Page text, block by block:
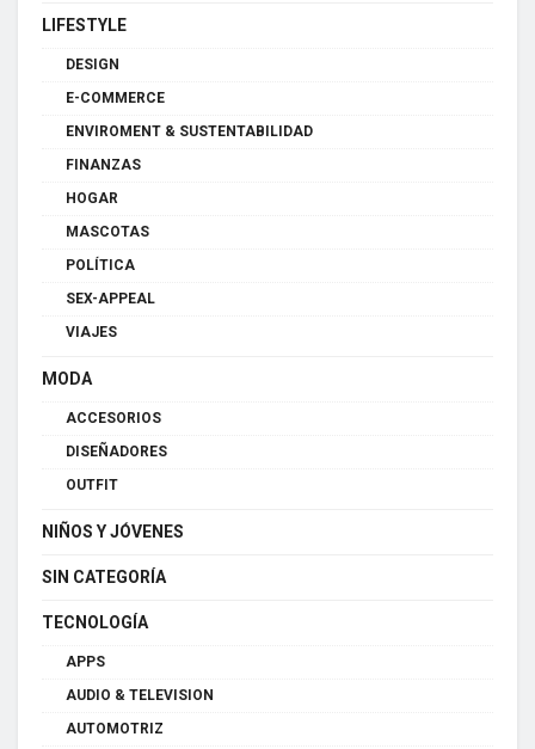
LIFESTYLE
DESIGN
E-COMMERCE
ENVIROMENT & SUSTENTABILIDAD
FINANZAS
HOGAR
MASCOTAS
POLÍTICA
SEX-APPEAL
VIAJES
MODA
ACCESORIOS
DISEÑADORES
OUTFIT
NIÑOS Y JÓVENES
SIN CATEGORÍA
TECNOLOGÍA
APPS
AUDIO & TELEVISION
AUTOMOTRIZ